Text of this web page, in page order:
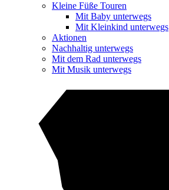
Kleine Füße Touren
Mit Baby unterwegs
Mit Kleinkind unterwegs
Aktionen
Nachhaltig unterwegs
Mit dem Rad unterwegs
Mit Musik unterwegs